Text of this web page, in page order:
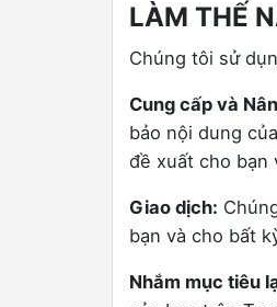
LÀM THẾ
Chúng tôi sử
Cung cấp và
bảo nội dung
đề xuất cho bạn
Giao dịch:
bạn và cho bất
Nhắm mục tiêu